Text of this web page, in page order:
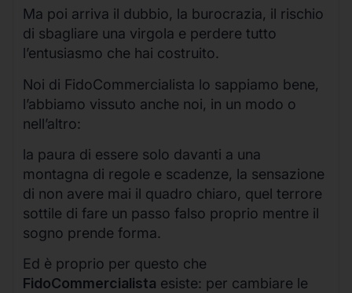
Ma poi arriva il dubbio, la burocrazia, il rischio
di sbagliare una virgola e perdere tutto
l’entusiasmo che hai costruito.
Noi di FidoCommercialista lo sappiamo bene,
l’abbiamo vissuto anche noi, in un modo o
nell’altro:
la paura di essere solo davanti a una
montagna di regole e scadenze, la sensazione
di non avere mai il quadro chiaro, quel terrore
sottile di fare un passo falso proprio mentre il
sogno prende forma.
Ed è proprio per questo che
FidoCommercialista esiste: per cambiare le